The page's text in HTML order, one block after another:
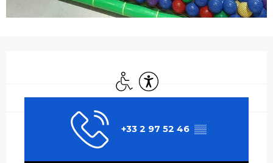
Accès handicapés
Accessibilité
+33 2 97 52 46 ▒▒